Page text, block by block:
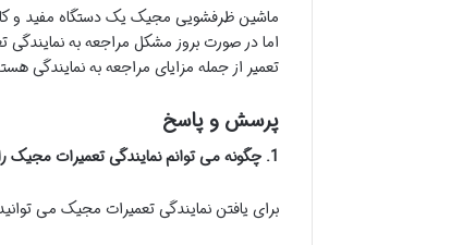
ماشین ظرفشویی مجیک یک دستگاه مفید و
اما در صورت بروز مشکل مراجعه به
تعمیر از جمله مزایای مراجعه به نمایندگی
پرسش و پاسخ
1. چگونه می توانم نمایندگی تعمیرات مجیک را پیدا کنم؟
برای یافتن نمایندگی تعمیرات مجیک می